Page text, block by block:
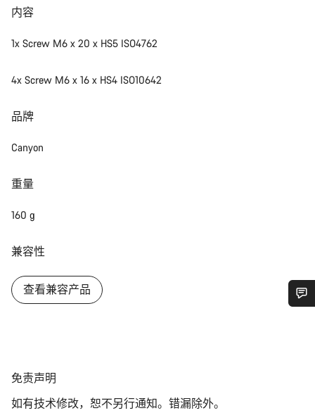
内容
1x Screw M6 x 20 x HS5 ISO4762
4x Screw M6 x 16 x HS4 ISO10642
品牌
Canyon
重量
160 g
兼容性
查看兼容产品
免
声
免责声明
如有技术修改，恕不另行通知。错漏除外。
开始聊天